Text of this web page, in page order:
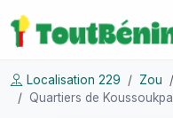
Localisation 229 Zou
Quartiers de Koussoukpa